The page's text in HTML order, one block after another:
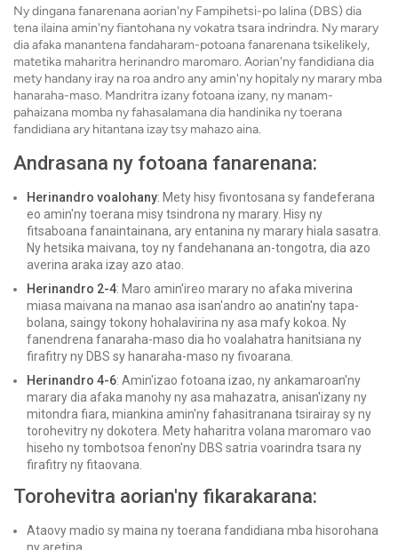
Ny dingana fanarenana aorian'ny Fampihetsi-po lalina (DBS) dia
tena ilaina amin'ny fiantohana ny vokatra tsara indrindra. Ny marary
dia afaka manantena fandaharam-potoana fanarenana tsikelikely,
matetika maharitra herinandro maromaro. Aorian'ny fandidiana dia
mety handany iray na roa andro any amin'ny hopitaly ny marary mba
hanaraha-maso. Mandritra izany fotoana izany, ny manam-
pahaizana momba ny fahasalamana dia handinika ny toerana
fandidiana ary hitantana izay tsy mahazo aina.
Andrasana ny fotoana fanarenana:
Herinandro voalohany: Mety hisy fivontosana sy fandeferana
eo amin'ny toerana misy tsindrona ny marary. Hisy ny
fitsaboana fanaintainana, ary entanina ny marary hiala sasatra.
Ny hetsika maivana, toy ny fandehanana an-tongotra, dia azo
averina araka izay azo atao.
Herinandro 2-4: Maro amin'ireo marary no afaka miverina
miasa maivana na manao asa isan'andro ao anatin'ny tapa-
bolana, saingy tokony hohalavirina ny asa mafy kokoa. Ny
fanendrena fanaraha-maso dia ho voalahatra hanitsiana ny
firafitry ny DBS sy hanaraha-maso ny fivoarana.
Herinandro 4-6: Amin'izao fotoana izao, ny ankamaroan'ny
marary dia afaka manohy ny asa mahazatra, anisan'izany ny
mitondra fiara, miankina amin'ny fahasitranana tsirairay sy ny
torohevitry ny dokotera. Mety haharitra volana maromaro vao
hiseho ny tombotsoa fenon'ny DBS satria voarindra tsara ny
firafitry ny fitaovana.
Torohevitra aorian'ny fikarakarana:
Ataovy madio sy maina ny toerana fandidiana mba hisorohana